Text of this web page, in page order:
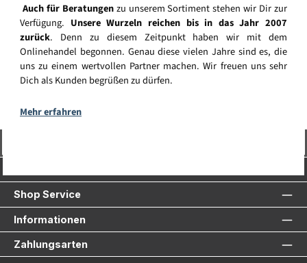
Auch für Beratungenzu unserem Sortiment stehen wir Dir zur
Verfügung. Unsere Wurzeln reichen bis in das Jahr 2007
zurück. Denn zu diesem Zeitpunkt haben wir mit dem
Onlinehandel begonnen. Genau diese vielen Jahre sind es, die
uns zu einem wertvollen Partner machen. Wir freuen uns sehr
Dich als Kunden begrüßen zu dürfen.
Mehr erfahren
Shop Service
Informationen
Zahlungsarten